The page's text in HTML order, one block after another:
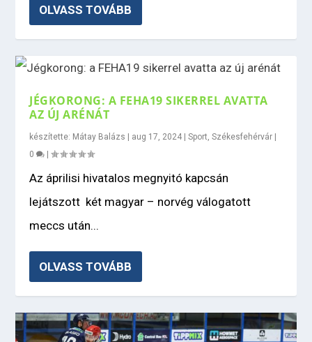
OLVASS TOVÁBB
JÉGKORONG: A FEHA19 SIKERREL AVATTA
AZ ÚJ ARÉNÁT
készítette: Mátay Balázs | aug 17, 2024 |Sport ,Székesfehérvár |
0
|
Az áprilisi hivatalos megnyitó kapcsán
lejátszott két magyar – norvég válogatott
meccs után...
OLVASS TOVÁBB